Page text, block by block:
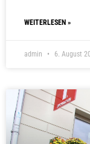
WEITERLESEN »
admin 6. August